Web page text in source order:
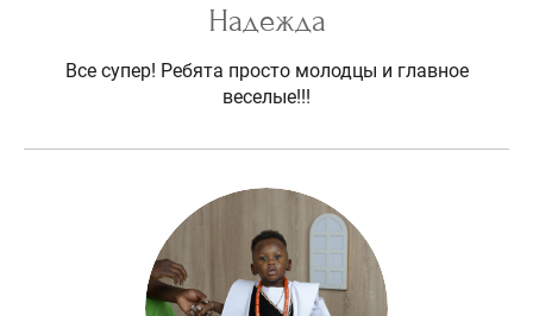
Надежда
Все супер! Ребята просто молодцы и главное
веселые!!!